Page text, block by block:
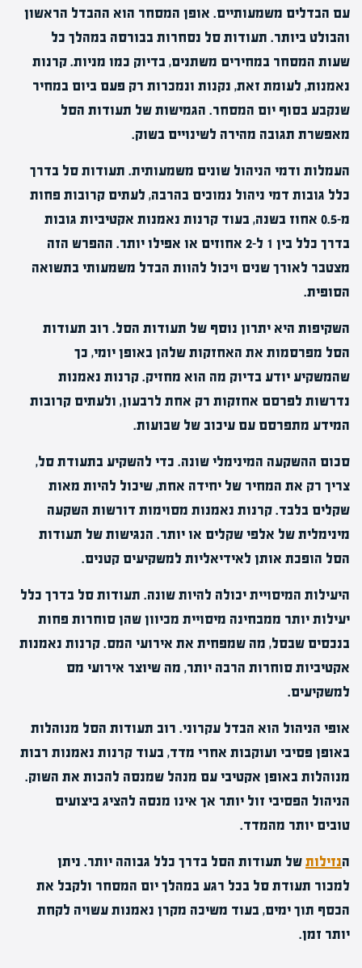
עם הבדלים משמעותיים. אופן המסחר הוא ההבדל הראשון
והבולט ביותר. תעודות סל נסחרות בבורסה במהלך כל
שעות המסחר במחירים משתנים, בדיוק כמו מניות. קרנות
נאמנות, לעומת זאת, נקנות ונמכרות רק פעם ביום במחיר
שנקבע בסוף יום המסחר. הגמישות של תעודות הסל
מאפשרת תגובה מהירה לשינויים בשוק.
העמלות ודמי הניהול שונים משמעותית. תעודות סל בדרך
כלל גובות דמי ניהול נמוכים בהרבה, לעתים קרובות פחות
מ-0.5 אחוז בשנה, בעוד קרנות נאמנות אקטיביות גובות
בדרך כלל בין 1 ל-2 אחוזים או אפילו יותר. ההפרש הזה
מצטבר לאורך שנים ויכול להוות הבדל משמעותי בתשואה
הסופית.
השקיפות היא יתרון נוסף של תעודות הסל. רוב תעודות
הסל מפרסמות את האחזקות שלהן באופן יומי, כך
שהמשקיע יודע בדיוק מה הוא מחזיק. קרנות נאמנות
נדרשות לפרסם אחזקות רק אחת לרבעון, ולעתים קרובות
המידע מתפרסם עם עיכוב של שבועות.
סכום ההשקעה המינימלי שונה. כדי להשקיע בתעודת סל,
צריך רק את המחיר של יחידה אחת, שיכול להיות מאות
שקלים בלבד. קרנות נאמנות מסוימות דורשות השקעה
מינימלית של אלפי שקלים או יותר. הנגישות של תעודות
הסל הופכת אותן לאידיאליות למשקיעים קטנים.
היעילות המיסויית יכולה להיות שונה. תעודות סל בדרך כלל
יעילות יותר ממבחינה מיסויית מכיוון שהן סוחרות פחות
בנכסים שבסל, מה שמפחית את אירועי המס. קרנות נאמנות
אקטיביות סוחרות הרבה יותר, מה שיוצר אירועי מס
למשקיעים.
אופי הניהול הוא הבדל עקרוני. רוב תעודות הסל מנוהלות
באופן פסיבי ועוקבות אחרי מדד, בעוד קרנות נאמנות רבות
מנוהלות באופן אקטיבי עם מנהל שמנסה להכות את השוק.
הניהול הפסיבי זול יותר אך אינו מנסה להציג ביצועים
טובים יותר מהמדד.
הנזילותשל תעודות הסל בדרך כלל גבוהה יותר. ניתן
למכור תעודת סל בכל רגע במהלך יום המסחר ולקבל את
הכסף תוך ימים, בעוד משיכה מקרן נאמנות עשויה לקחת
יותר זמן.